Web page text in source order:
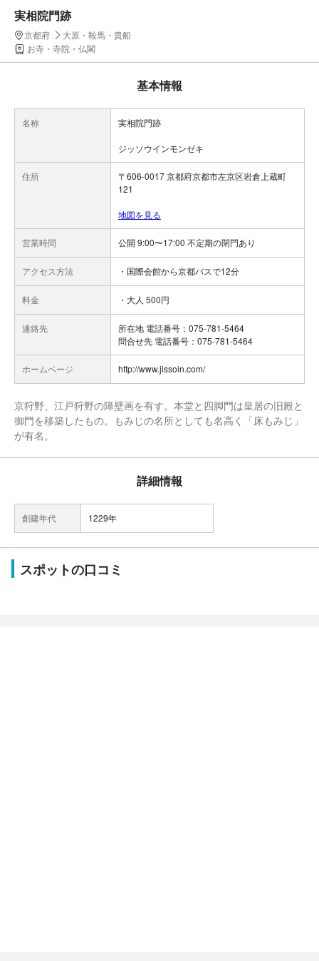
実相院門跡
京都府
大原・鞍馬・貴船
お寺・寺院・仏閣
基本情報
名称 実相院門跡
ジッソウインモンゼキ
住所
〒606-0017 京都府京都市左京区岩倉上蔵町
121
地図を見る
営業時間 公開 9:00〜17:00 不定期の閉門あり
アクセス方法 ・国際会館から京都バスで12分
料金 ・大人 500円
連絡先
所在地 電話番号：075-781-5464
問合せ先 電話番号：075-781-5464
ホームページ http://www.jissoin.com/
京狩野、江戸狩野の障壁画を有す。本堂と四脚門は皇居の旧殿と
御門を移築したもの。もみじの名所としても名高く「床もみじ」
が有名。
詳細情報
創建年代 1229年
スポットの口コミ